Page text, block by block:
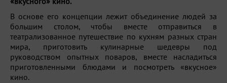
В основе его концепции лежит объединение людей за
большим столом, чтобы вместе отправиться в
театрализованное путешествие по кухням разных стран
мира, приготовить кулинарные шедевры под
руководством опытных поваров, вместе насладиться
приготовленными блюдами и посмотреть «вкусное»
кино.